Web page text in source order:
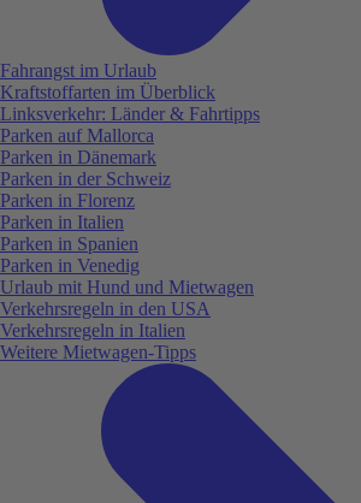
Fahrangst im Urlaub
Kraftstoffarten im Überblick
Linksverkehr: Länder & Fahrtipps
Parken auf Mallorca
Parken in Dänemark
Parken in der Schweiz
Parken in Florenz
Parken in Italien
Parken in Spanien
Parken in Venedig
Urlaub mit Hund und Mietwagen
Verkehrsregeln in den USA
Verkehrsregeln in Italien
Weitere Mietwagen-Tipps